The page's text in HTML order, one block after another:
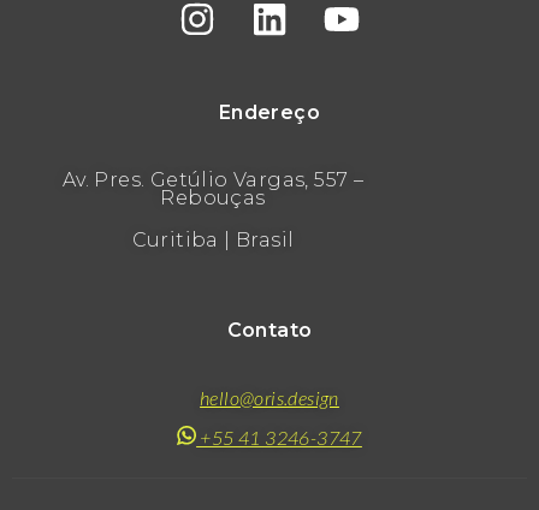
Endereço
Av. Pres. Getúlio Vargas, 557 –
Rebouças
Curitiba | Brasil
Contato
hello@oris.design
+55 41 3246-3747